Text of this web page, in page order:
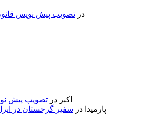
در تصویب پیش نویس
اکبر در تصویب پیش
پارمیدا در سفیر گرجستان در